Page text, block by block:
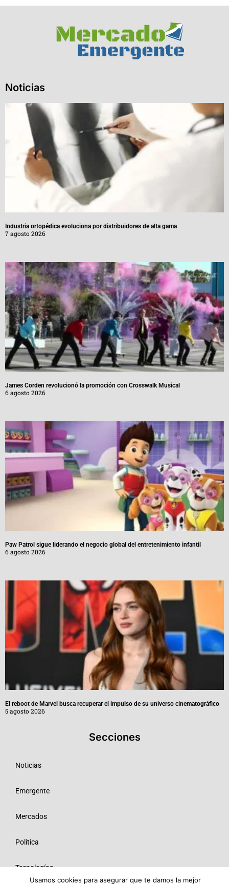
Noticias
Industria ortopédica evoluciona por distribuidores de alta gama
7 agosto 2026
James Corden revolucionó la promoción con Crosswalk Musical
6 agosto 2026
Paw Patrol sigue liderando el negocio global del entretenimiento infantil
6 agosto 2026
El reboot de Marvel busca recuperar el impulso de su universo cinematográfico
5 agosto 2026
Secciones
Noticias
Emergente
Mercados
Política
Tecnologías
Usamos cookies para asegurar que te damos la mejor